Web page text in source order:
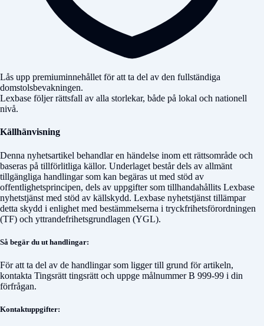
Lås upp premiuminnehållet för att ta del av den fullständiga
domstolsbevakningen.
Lexbase följer rättsfall av alla storlekar, både på lokal och nationell
nivå.
Källhänvisning
Denna nyhetsartikel behandlar en händelse inom ett rättsområde och
baseras på tillförlitliga källor. Underlaget består dels av allmänt
tillgängliga handlingar som kan begäras ut med stöd av
offentlighetsprincipen, dels av uppgifter som tillhandahållits Lexbase
nyhetstjänst med stöd av källskydd. Lexbase nyhetstjänst tillämpar
detta skydd i enlighet med bestämmelserna i tryckfrihetsförordningen
(TF) och yttrandefrihetsgrundlagen (YGL).
Så begär du ut handlingar:
För att ta del av de handlingar som ligger till grund för artikeln,
kontakta Tingsrätt tingsrätt och uppge målnummerB 999-99 i din
förfrågan.
Kontaktuppgifter: